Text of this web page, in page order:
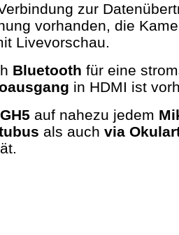
zur
vorhanden, die
Livevorschau.
Bluetooth für eine
in HDMI ist
auf nahezu jedem
als auch via